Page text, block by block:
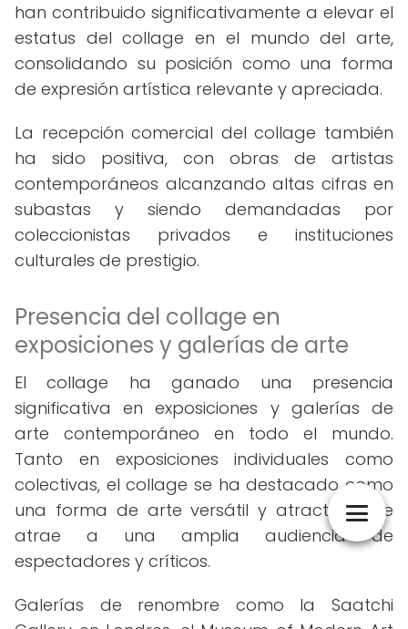
han contribuido significativamente a elevar el
estatus del collage en el mundo del arte,
consolidando su posición como una forma
de expresión artística relevante y apreciada.
La recepción comercial del collage también
ha sido positiva, con obras de artistas
contemporáneos alcanzando altas cifras en
subastas y siendo demandadas por
coleccionistas privados e instituciones
culturales de prestigio.
Presencia del collage en
exposiciones y galerías de arte
El collage ha ganado una presencia
significativa en exposiciones y galerías de
arte contemporáneo en todo el mundo.
Tanto en exposiciones individuales como
colectivas, el collage se ha destacado como
una forma de arte versátil y atractiva que
atrae a una amplia audiencia de
espectadores y críticos.
Galerías de renombre como la Saatchi